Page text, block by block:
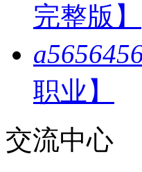
完整版】
职业】
交流中心